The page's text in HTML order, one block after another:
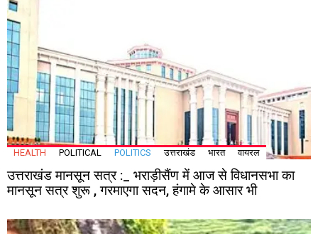
HEALTH POLITICAL POLITICS उत्तराखंड भारत वायरल
उत्तराखंड मानसून सत्र :_ भराड़ीसैंण में आज से विधानसभा का
मानसून सत्र शुरू , गरमाएगा सदन, हंगामे के आसार भी